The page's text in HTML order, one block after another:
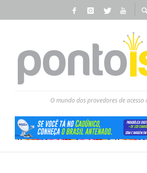
O mundo dos provedores de acesso